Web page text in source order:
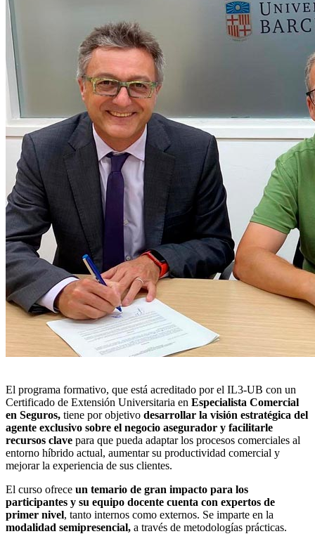
El programa formativo, que está acreditado por el IL3-UB con un
Certificado de Extensión Universitaria en Especialista Comercial
en Seguros, tiene por objetivo desarrollar la visión estratégica del
agente exclusivo sobre el negocio asegurador y facilitarle
recursos clave para que pueda adaptar los procesos comerciales al
entorno híbrido actual, aumentar su productividad comercial y
mejorar la experiencia de sus clientes.
El curso ofrece un temario de gran impacto para los
participantes y su equipo docente cuenta con expertos de
primer nivel, tanto internos como externos. Se imparte en la
modalidad semipresencial, a través de metodologías prácticas.